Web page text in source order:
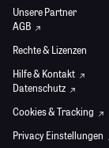
Unsere Partner
AGB
Rechte & Lizenzen
Hilfe & Kontakt
Datenschutz
Cookies & Tracking
Privacy Einstellungen